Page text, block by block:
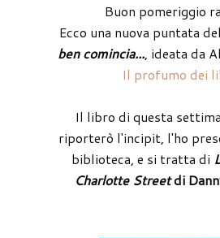
Buon pomeriggio
Ecco una nuova puntata
ben comincia..., ideata da
Il profumo dei
Il libro di questa
riporterò l'incipit, l'ho
biblioteca, e si tratta di
Charlotte Streetdi